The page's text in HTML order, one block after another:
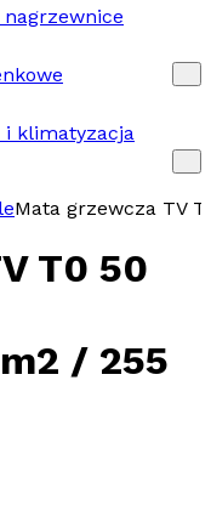
i klimatyzacja
Mata grzewcza TV
T0 50
/ 255